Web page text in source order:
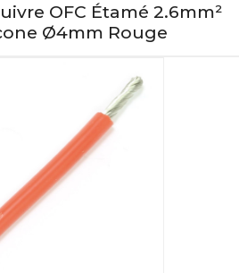
OFC Étamé 2.6mm²
Ø4mm Rouge